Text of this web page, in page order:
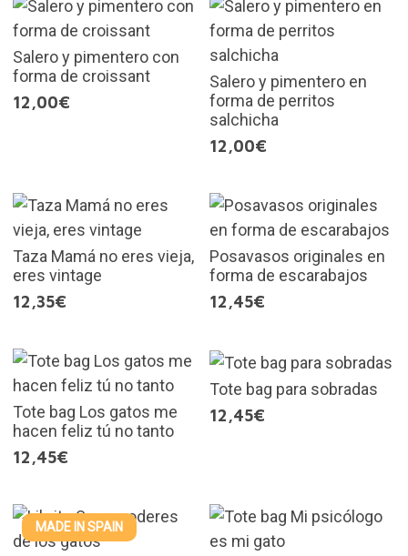
Salero y pimentero con
forma de croissant
12,00€
Salero y pimentero en
forma de perritos
salchicha
12,00€
Taza Mamá no eres vieja,
eres vintage
12,35€
Posavasos originales en
forma de escarabajos
12,45€
Tote bag Los gatos me
hacen feliz tú no tanto
12,45€
Tote bag para sobradas
12,45€
MADE IN SPAIN